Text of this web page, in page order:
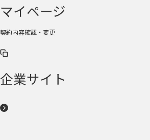
マイページ
契約内容確認・変更
企業サイト